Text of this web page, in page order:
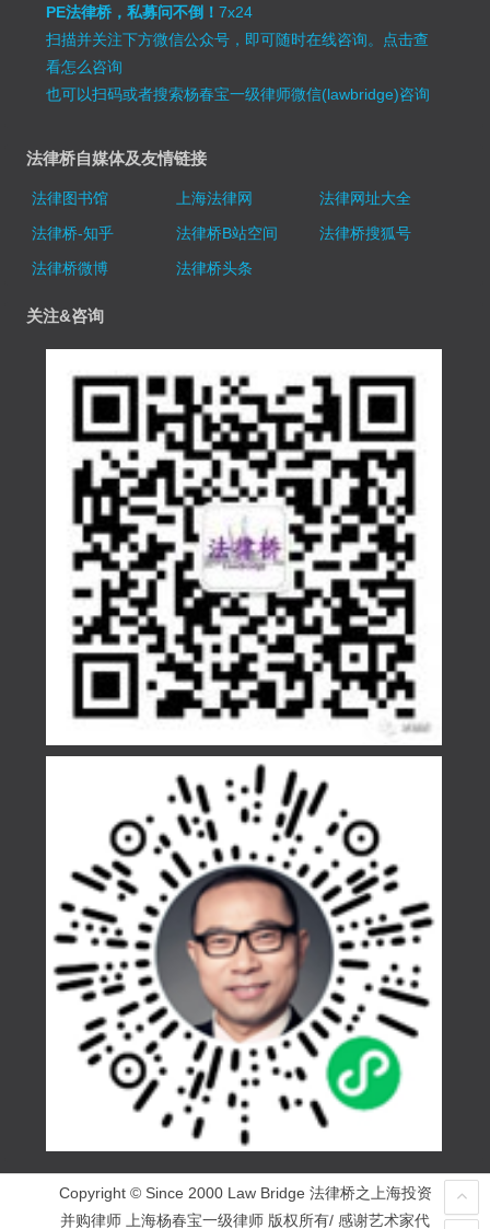
PE法律桥，私募问不倒！7x24
扫描并关注下方微信公众号，即可随时在线咨询。 点击查
看怎么咨询
也可以扫码或者搜索杨春宝一级律师微信(lawbridge)咨询
法律桥自媒体及友情链接
法律图书馆 上海法律网
法律网址大全
法律桥-知乎
法律桥B站空间
法律桥搜狐号
法律桥微博
法律桥头条
关注&咨询
Copyright © Since 2000 Law Bridge 法律桥之上海投资
并购律师 上海杨春宝一级律师 版权所有/ 感谢艺术家代